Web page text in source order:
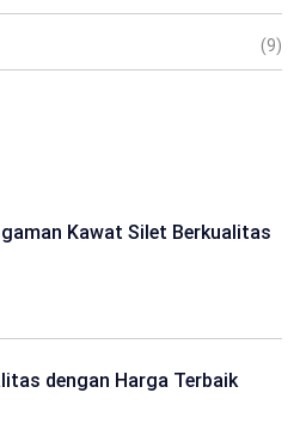
(9)
Kawat Silet Berkualitas
dengan Harga Terbaik